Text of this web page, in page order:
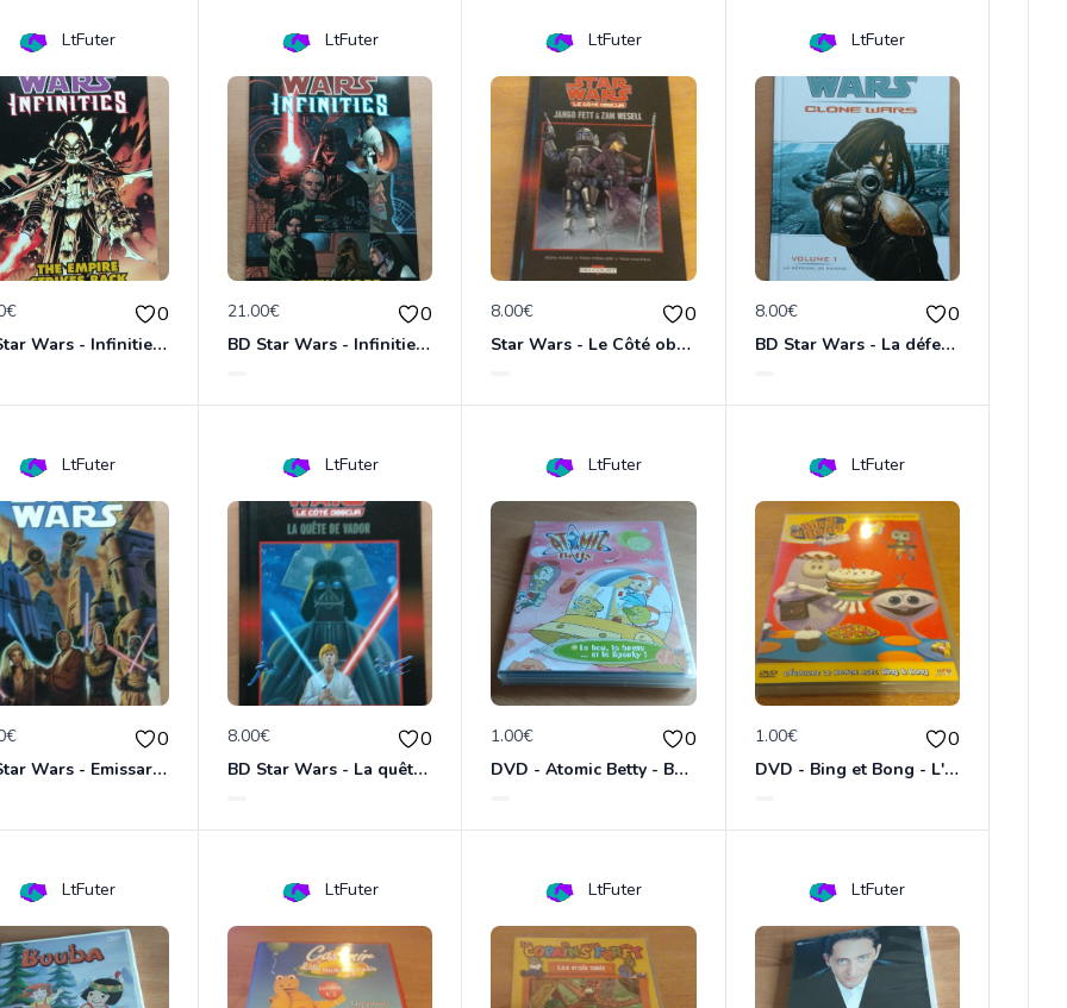
LtFuter
0
BD Star Wars - Infinities - The Empire Strike Back (VO)
LtFuter
21.00€ 0
BD Star Wars - Infinities - A New Hope (VO)
LtFuter
8.00€ 0
Star Wars - Le Côté obscur T01 - Jango Fett et Zam Wesell
LtFuter
8.00€ 0
BD Star Wars - La défense de Kamino (Clone Wars volume 1)
LtFuter
0
BD Star Wars - Emissaries to Malastare (VO)
LtFuter
8.00€ 0
BD Star Wars - La quête de Vador
LtFuter
1.00€ 0
DVD - Atomic Betty - Bon, brute et Sparky
LtFuter
1.00€ 0
DVD - Bing et Bong - L'anniversaire de Bong
LtFuter LtFuter LtFuter LtFuter